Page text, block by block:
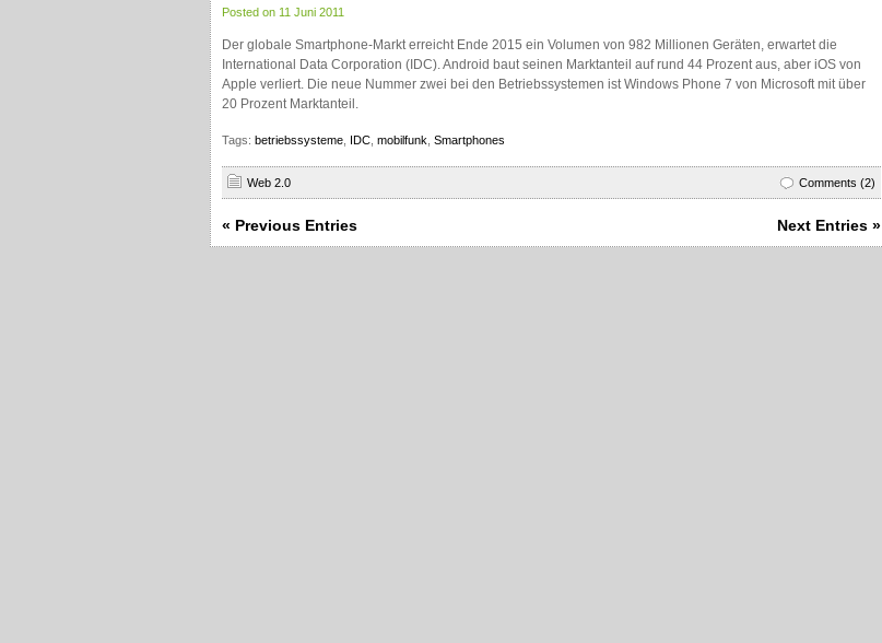
Posted on 11 Juni 2011
Der globale Smartphone-Markt erreicht Ende 2015 ein Volumen von 982 Millionen Geräten, erwartet die
International Data Corporation (IDC). Android baut seinen Marktanteil auf rund 44 Prozent aus, aber iOS von
Apple verliert. Die neue Nummer zwei bei den Betriebssystemen ist Windows Phone 7 von Microsoft mit über
20 Prozent Marktanteil.
Tags: betriebssysteme IDC mobilfunk Smartphones
Web 2.0 Comments (2)
« Previous Entries Next Entries »